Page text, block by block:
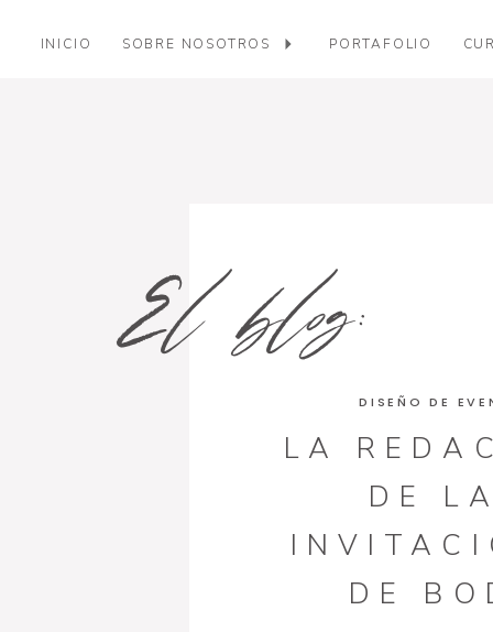
PORTAFOLIO
SOBRE NOSOTROS
INICIO
LA
DE
DE
DISEÑO DE
El blog: